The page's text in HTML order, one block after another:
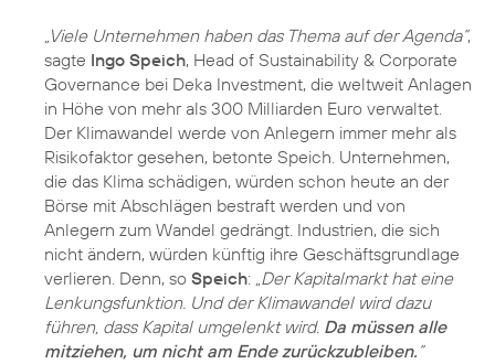
„Viele Unternehmen haben das Thema auf der Agenda“,
sagte Ingo Speich, Head of Sustainability & Corporate
Governance bei Deka Investment, die weltweit Anlagen
in Höhe von mehr als 300 Milliarden Euro verwaltet.
Der Klimawandel werde von Anlegern immer mehr als
Risikofaktor gesehen, betonte Speich. Unternehmen,
die das Klima schädigen, würden schon heute an der
Börse mit Abschlägen bestraft werden und von
Anlegern zum Wandel gedrängt. Industrien, die sich
nicht ändern, würden künftig ihre Geschäftsgrundlage
verlieren. Denn, so Speich: „Der Kapitalmarkt hat eine
Lenkungsfunktion. Und der Klimawandel wird dazu
führen, dass Kapital umgelenkt wird. Da müssen alle
mitziehen, um nicht am Ende zurückzubleiben. “